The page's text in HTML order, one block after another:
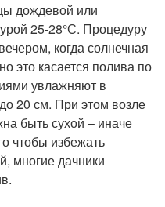
дождевой или
25-28°С. Процедуру
когда солнечная
это касается полива по
увлажняют в
20 см. При этом возле
быть сухой – иначе
чтобы избежать
многие дачники